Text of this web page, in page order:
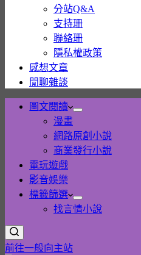
分站Q&A
支持珊
聯絡珊
隱私權政策
感想文章
閒聊雜談
圖文閱讀
漫畫
網路原創小說
商業發行小說
電玩遊戲
影音娛樂
標籤篩選
找言情小說
前往一般向主站